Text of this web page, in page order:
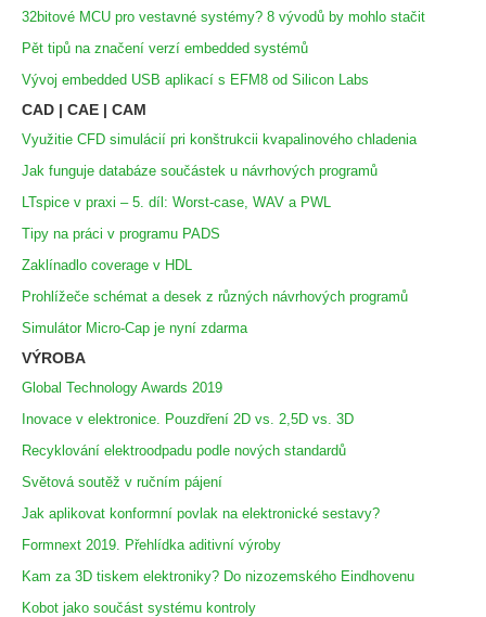
32bitové MCU pro vestavné systémy? 8 vývodů by mohlo stačit
Pět tipů na značení verzí embedded systémů
Vývoj embedded USB aplikací s EFM8 od Silicon Labs
CAD | CAE | CAM
Využitie CFD simulácií pri konštrukcii kvapalinového chladenia
Jak funguje databáze součástek u návrhových programů
LTspice v praxi – 5. díl: Worst-case, WAV a PWL
Tipy na práci v programu PADS
Zaklínadlo coverage v HDL
Prohlížeče schémat a desek z různých návrhových programů
Simulátor Micro-Cap je nyní zdarma
VÝROBA
Global Technology Awards 2019
Inovace v elektronice. Pouzdření 2D vs. 2,5D vs. 3D
Recyklování elektroodpadu podle nových standardů
Světová soutěž v ručním pájení
Jak aplikovat konformní povlak na elektronické sestavy?
Formnext 2019. Přehlídka aditivní výroby
Kam za 3D tiskem elektroniky? Do nizozemského Eindhovenu
Kobot jako součást systému kontroly